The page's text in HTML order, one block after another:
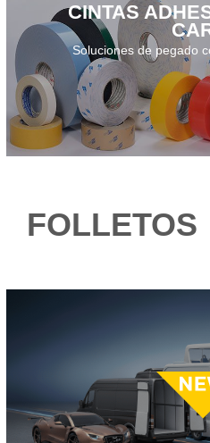
CINTAS
Soluciones de pegado
Descarga el
FOLLETOS
Descarga el